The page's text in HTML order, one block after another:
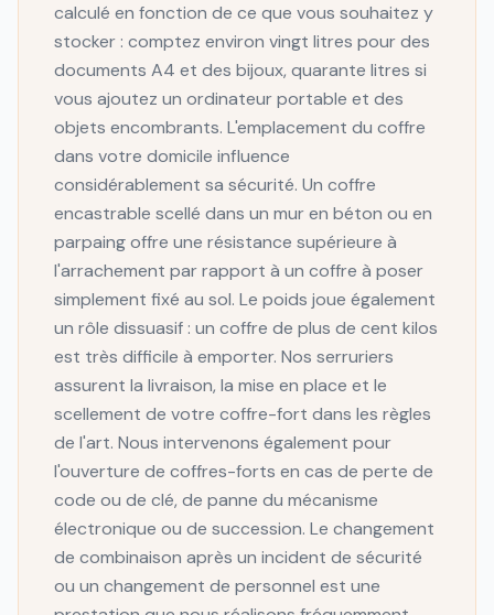
calculé en fonction de ce que vous souhaitez y
stocker : comptez environ vingt litres pour des
documents A4 et des bijoux, quarante litres si
vous ajoutez un ordinateur portable et des
objets encombrants. L'emplacement du coffre
dans votre domicile influence
considérablement sa sécurité. Un coffre
encastrable scellé dans un mur en béton ou en
parpaing offre une résistance supérieure à
l'arrachement par rapport à un coffre à poser
simplement fixé au sol. Le poids joue également
un rôle dissuasif : un coffre de plus de cent kilos
est très difficile à emporter. Nos serruriers
assurent la livraison, la mise en place et le
scellement de votre coffre-fort dans les règles
de l'art. Nous intervenons également pour
l'ouverture de coffres-forts en cas de perte de
code ou de clé, de panne du mécanisme
électronique ou de succession. Le changement
de combinaison après un incident de sécurité
ou un changement de personnel est une